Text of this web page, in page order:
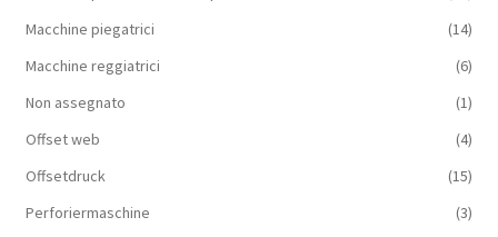
Macchine piegatrici
(14)
Macchine reggiatrici
(6)
Non assegnato
(1)
Offset web
(4)
Offsetdruck
(15)
Perforiermaschine
(3)